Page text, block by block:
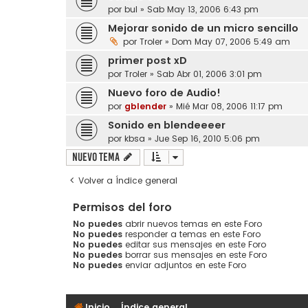
por bul » Sab May 13, 2006 6:43 pm
Mejorar sonido de un micro sencillo
por Troler » Dom May 07, 2006 5:49 am
primer post xD
por Troler » Sab Abr 01, 2006 3:01 pm
Nuevo foro de Audio!
por gblender » Mié Mar 08, 2006 11:17 pm
Sonido en blendeeeer
por kbsa » Jue Sep 16, 2010 5:06 pm
Nuevo Tema
Volver a Índice general
Permisos del foro
No puedes abrir nuevos temas en este Foro
No puedes responder a temas en este Foro
No puedes editar sus mensajes en este Foro
No puedes borrar sus mensajes en este Foro
No puedes enviar adjuntos en este Foro